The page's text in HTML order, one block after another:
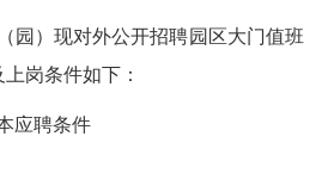
园）现对外公开招聘园区大门值班
岗条件如下：
应聘条件